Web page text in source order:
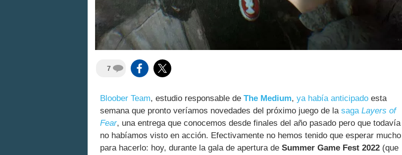
7
Bloober Team, estudio responsable de The Medium, ya había anticipado esta
semana que pronto veríamos novedades del próximo juego de la saga Layers of
Fear, una entrega que conocemos desde finales del año pasado pero que todavía
no habíamos visto en acción. Efectivamente no hemos tenido que esperar mucho
para hacerlo: hoy, durante la gala de apertura de Summer Game Fest 2022 (que